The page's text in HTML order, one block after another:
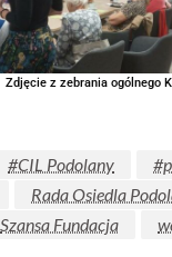
Zdjęcie z zebrania ogólnego
#CIL Podolany
Rada Osiedla
Szansa Fundacja